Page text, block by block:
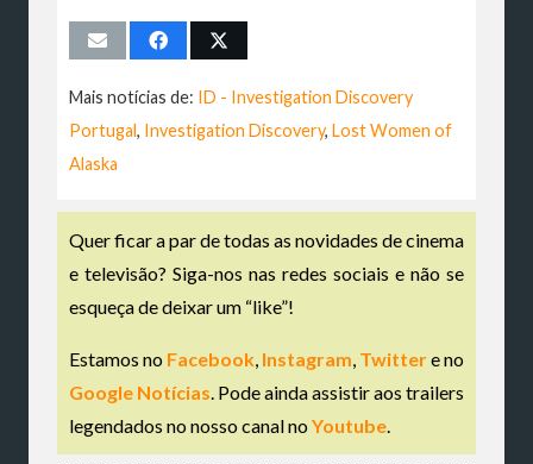
Mais notícias de: ID - Investigation Discovery
Portugal, Investigation Discovery, Lost Women of
Alaska
Quer ficar a par de todas as novidades de cinema
e televisão? Siga-nos nas redes sociais e não se
esqueça de deixar um “like”!
Estamos no Facebook Instagram Twittere no
Google Notícias . Pode ainda assistir aos trailers
legendados no nosso canal noYoutube